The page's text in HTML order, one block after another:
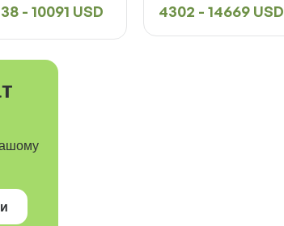
- 10091 USD 4302 - 14669 USD